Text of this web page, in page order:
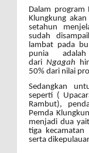
Dalam program
Klungkung
setahun
sudah
lambat pada
punia
dari Ngagah
50% dari nilai
Sedangkan
seperti (
Rambut),
Pemda
menjadi dua
tiga kecamatan
serta